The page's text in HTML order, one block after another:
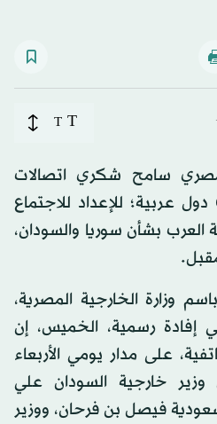
T
T
سامح شكري اتصالات
هاتفية مع نظرائه في 6 دول عربية؛ للإعداد للاجتماع
العرب بشأن سوريا والسودان،
وزارة الخارجية المصرية،
إفادة رسمية، الخميس، إن
على مدار يومي الأربعاء
خارجية السودان علي
فيصل بن فرحان، ووزير